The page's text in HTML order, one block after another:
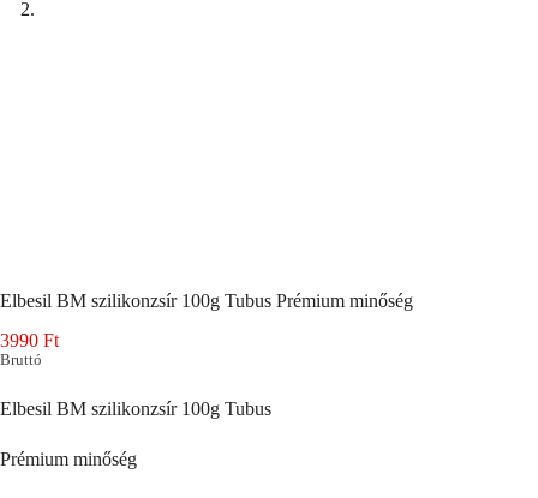
Elbesil BM szilikonzsír 100g Tubus Prémium minőség
3990 Ft
Bruttó
Elbesil BM szilikonzsír 100g Tubus
Prémium minőség